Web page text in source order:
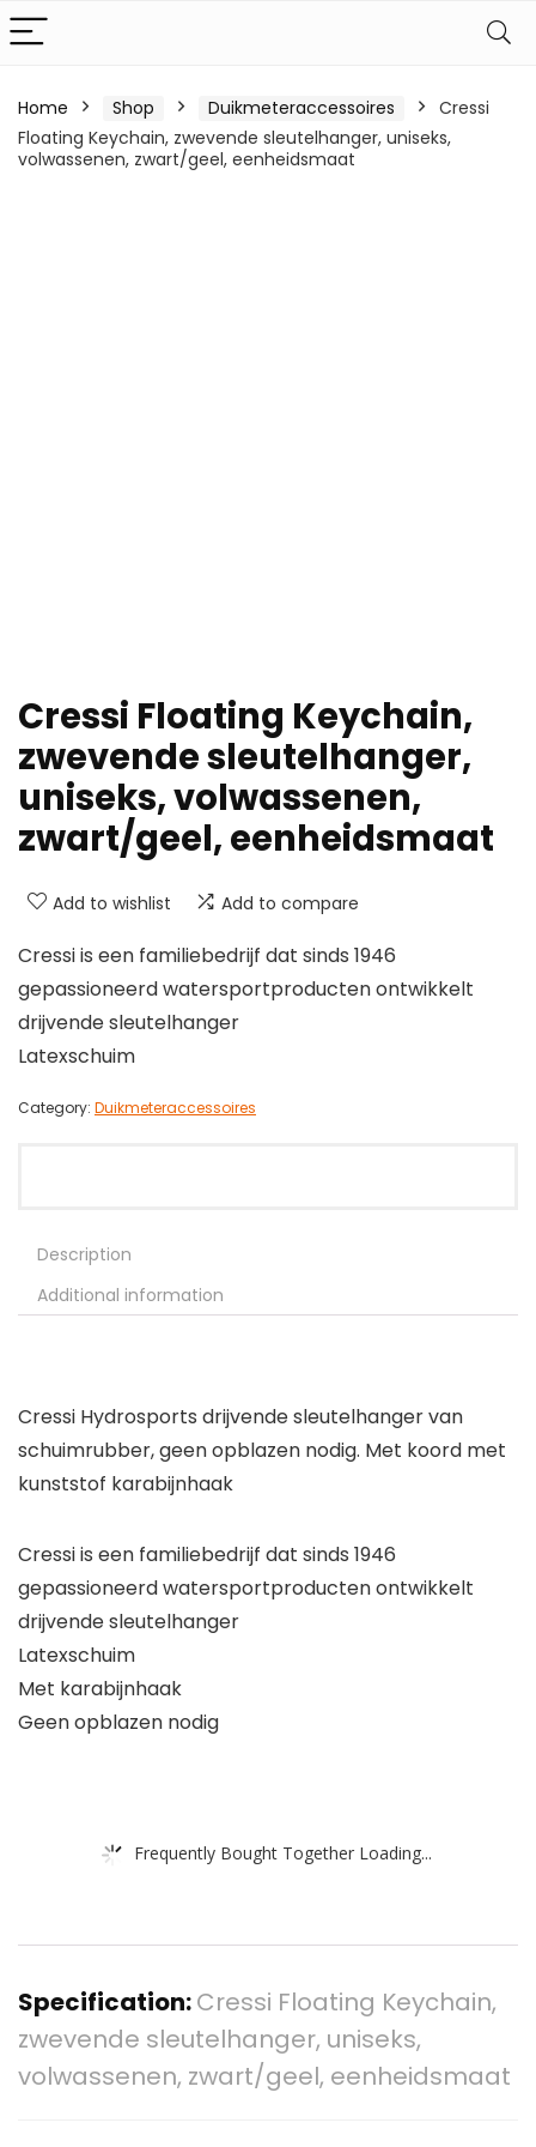
Home Shop Duikmeteraccessoires
Cressi
Floating Keychain, zwevende sleutelhanger, uniseks,
volwassenen, zwart/geel, eenheidsmaat
Cressi Floating Keychain,
zwevende sleutelhanger,
uniseks, volwassenen,
zwart/geel, eenheidsmaat
Add to wishlist Add to compare
Cressi is een familiebedrijf dat sinds 1946
gepassioneerd watersportproducten ontwikkelt
drijvende sleutelhanger
Latexschuim
Category: Duikmeteraccessoires
Description
Additional information
Cressi Hydrosports drijvende sleutelhanger van
schuimrubber, geen opblazen nodig. Met koord met
kunststof karabijnhaak
Cressi is een familiebedrijf dat sinds 1946
gepassioneerd watersportproducten ontwikkelt
drijvende sleutelhanger
Latexschuim
Met karabijnhaak
Geen opblazen nodig
Frequently Bought Together Loading...
Specification:Cressi Floating Keychain,
zwevende sleutelhanger, uniseks,
volwassenen, zwart/geel, eenheidsmaat